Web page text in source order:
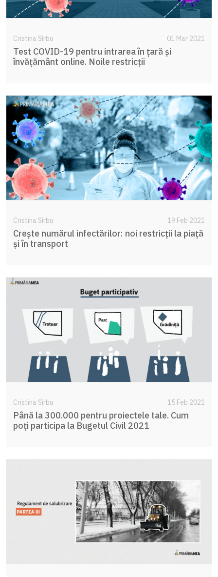
Cristina Sîrbu 01 Mar 2021
Test COVID-19 pentru intrarea în țară și
învățământ online. Noile restricții
Cristina Sîrbu 19 Feb 2021
Crește numărul infectărilor: noi restricții la piață
și în transport
Cristina Sîrbu 15 Feb 2021
Până la 300.000 pentru proiectele tale. Cum
poți participa la Bugetul Civil 2021